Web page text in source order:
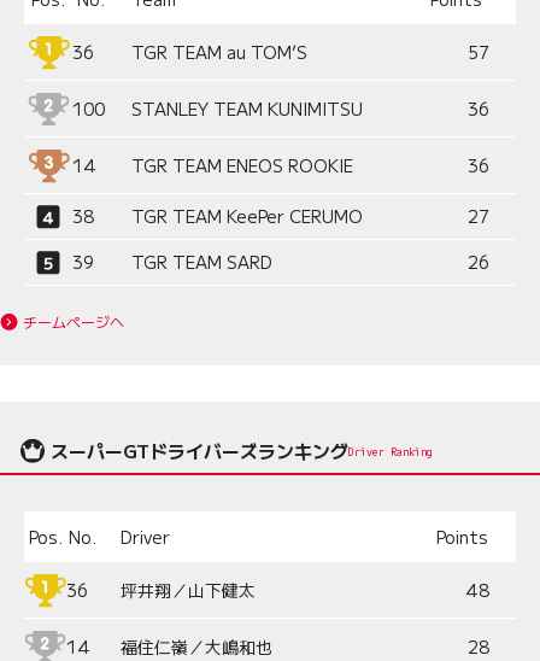
36 TGR TEAM au TOM’S 57
100 STANLEY TEAM KUNIMITSU 36
14 TGR TEAM ENEOS ROOKIE 36
38 TGR TEAM KeePer CERUMO
27
39
TGR TEAM SARD 26
チームページへ
スーパーGTドライバーズランキングDriver Ranking
Pos. No. Driver Points
36 坪井翔／山下健太 48
14 福住仁嶺／大嶋和也 28